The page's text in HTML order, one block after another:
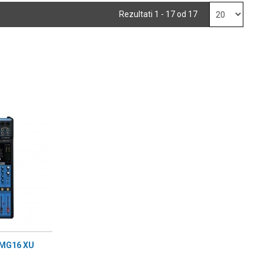
Rezultati 1 - 17 od 17
XU